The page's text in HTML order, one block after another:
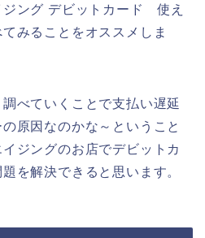
ング デビットカード 使え
みることをオススメしま
べていくことで支払い遅延
原因なのかな～ということ
ジングのお店でデビットカ
を解決できると思います。